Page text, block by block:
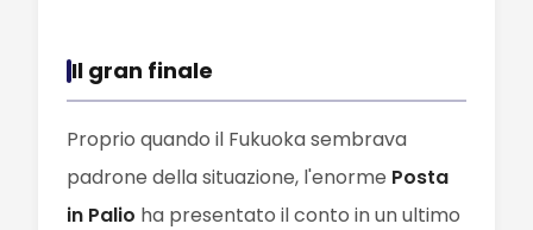
Il gran finale
Proprio quando il Fukuoka sembrava
padrone della situazione, l'enorme Posta
in Palio ha presentato il conto in un ultimo